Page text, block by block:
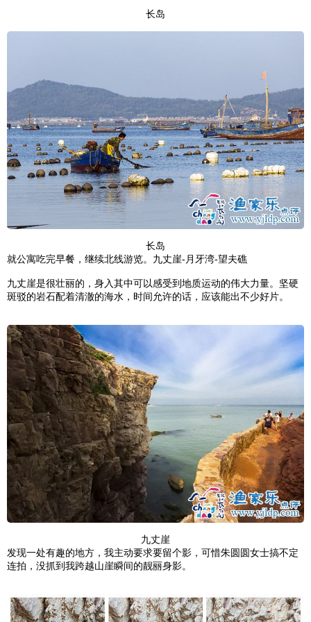
长岛
长岛
就公寓吃完早餐，继续北线游览。九丈崖-月牙湾-望夫礁
九丈崖是很壮丽的，身入其中可以感受到地质运动的伟大力量。坚硬
斑驳的岩石配着清澈的海水，时间允许的话，应该能出不少好片。
九丈崖
发现一处有趣的地方，我主动要求要留个影，可惜朱圆圆女士搞不定
连拍，没抓到我跨越山崖瞬间的靓丽身影。